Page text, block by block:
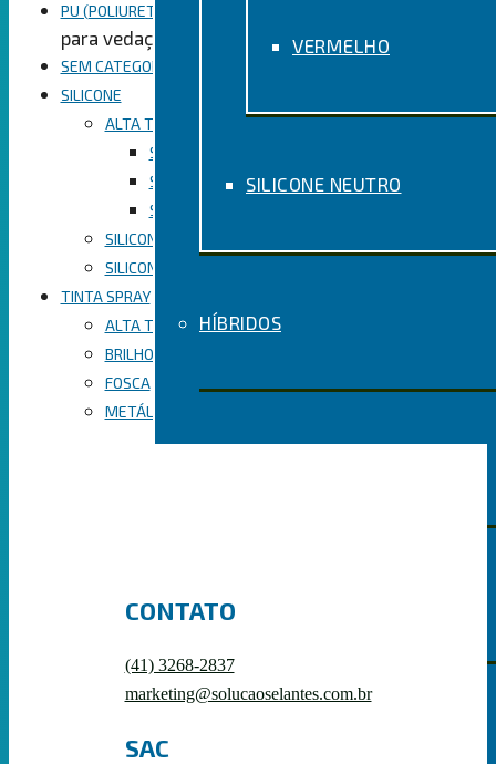
VERMELHO
SILICONE NEUTRO
HÍBRIDOS
PU (POLIURETANO)
para vedação
SEM CATEGORIA
SILICONE
ALTA TEMPERATURA
SILICONE PARA ALTA TEMPERATURA CINZA
SILICONE PARA ALTA TEMPERATURA PRETO
SILICONE PARA ALTA TEMPERATURA VERMELHO
SILICONE ACÉTICO
SILICONE NEUTRO
TINTA SPRAY
ALTA TEMPERATURA
BRILHO
FOSCA
METÁLICA
CONTATO
(41) 3268-2837
marketing@solucaoselantes.com.br
SAC